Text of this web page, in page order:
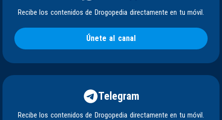
Recibe los contenidos de Drogopedia directamente en tu móvil.
Únete al canal
Telegram
Recibe los contenidos de Drogopedia directamente en tu móvil.